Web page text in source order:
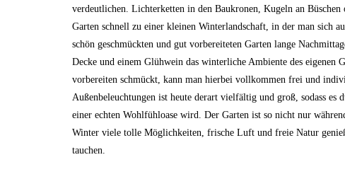
verdeutlichen. Lichterketten in den Baukronen, Kugeln an
Garten schnell zu einer kleinen Winterlandschaft, in der man sich
schön geschmückten und gut vorbereiteten Garten lange
Decke und einem Glühwein das winterliche Ambiente des eigenen
vorbereiten schmückt, kann man hierbei vollkommen frei und
Außenbeleuchtungen ist heute derart vielfältig und groß, sodass es
einer echten Wohlfühloase wird. Der Garten ist so nicht nur
Winter viele tolle Möglichkeiten, frische Luft und freie Natur
tauchen.